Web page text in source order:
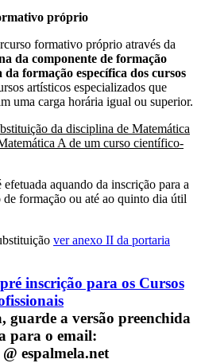
próprio
formativo próprio através da
da componente de formação
formação específica dos cursos
artísticos especializados que
uma carga horária igual ou superior.
da disciplina de Matemática
A de um curso científico-
aquando da inscrição para a
formação ou até ao quinto dia útil
ver anexo II da portaria
inscrição para os Cursos
guarde a versão preenchida
para o email:
espalmela.net